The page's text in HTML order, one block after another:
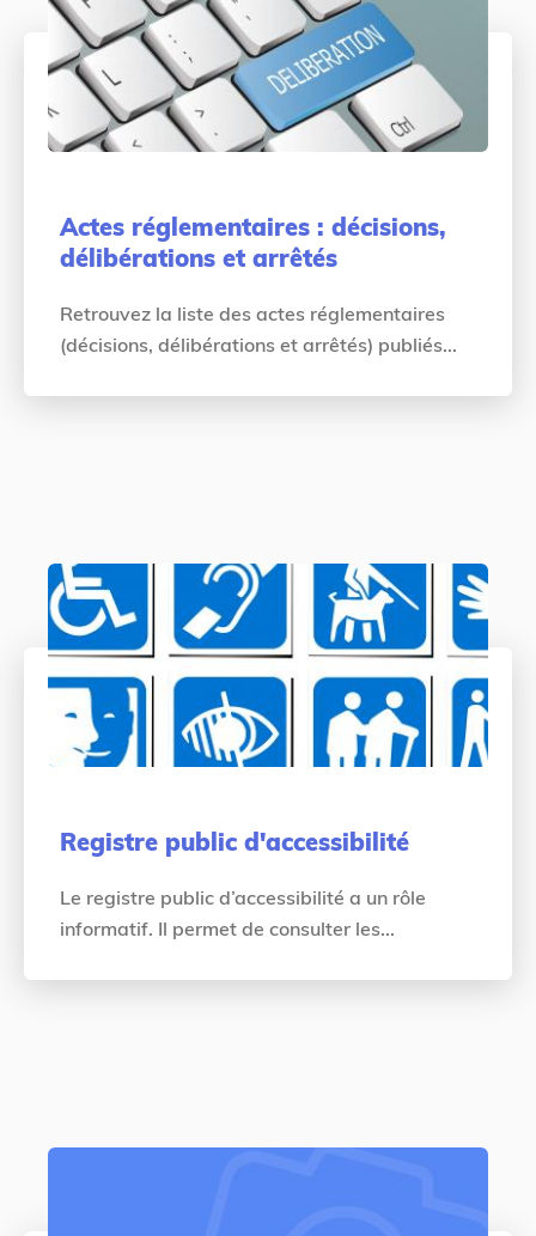
Actes réglementaires : décisions,
délibérations et arrêtés
Retrouvez la liste des actes réglementaires
(décisions, délibérations et arrêtés) publiés...
Registre public d'accessibilité
Le registre public d’accessibilité a un rôle
informatif. Il permet de consulter les...